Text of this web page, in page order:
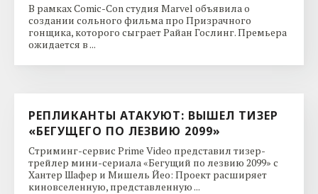
В рамках Comic-Con студия Marvel объявила о
создании сольного фильма про Призрачного
гонщика, которого сыграет Райан Гослинг. Премьера
ожидается в ...
РЕПЛИКАНТЫ АТАКУЮТ: ВЫШЕЛ ТИЗЕР
«БЕГУЩЕГО ПО ЛЕЗВИЮ 2099»
Стриминг-сервис Prime Video представил тизер-
трейлер мини-сериала «Бегущий по лезвию 2099» с
Хантер Шафер и Мишель Йео: Проект расширяет
киновселенную, представленную ...